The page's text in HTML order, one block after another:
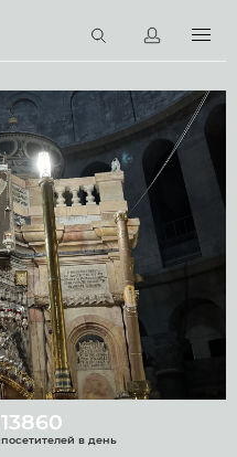
RU
13860
посетителей в день